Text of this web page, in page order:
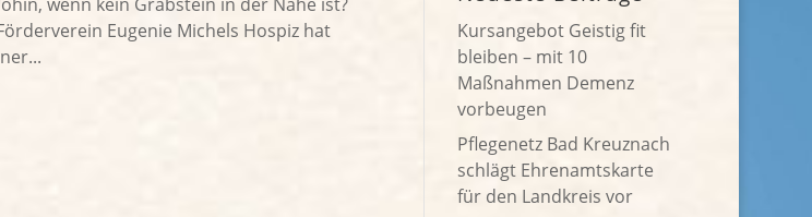
Eugenie Michels Hospiz hat
Kursangebot Geistig fit
bleiben – mit 10
Maßnahmen Demenz
vorbeugen
Pflegenetz Bad Kreuznach
schlägt Ehrenamtskarte
für den Landkreis vor